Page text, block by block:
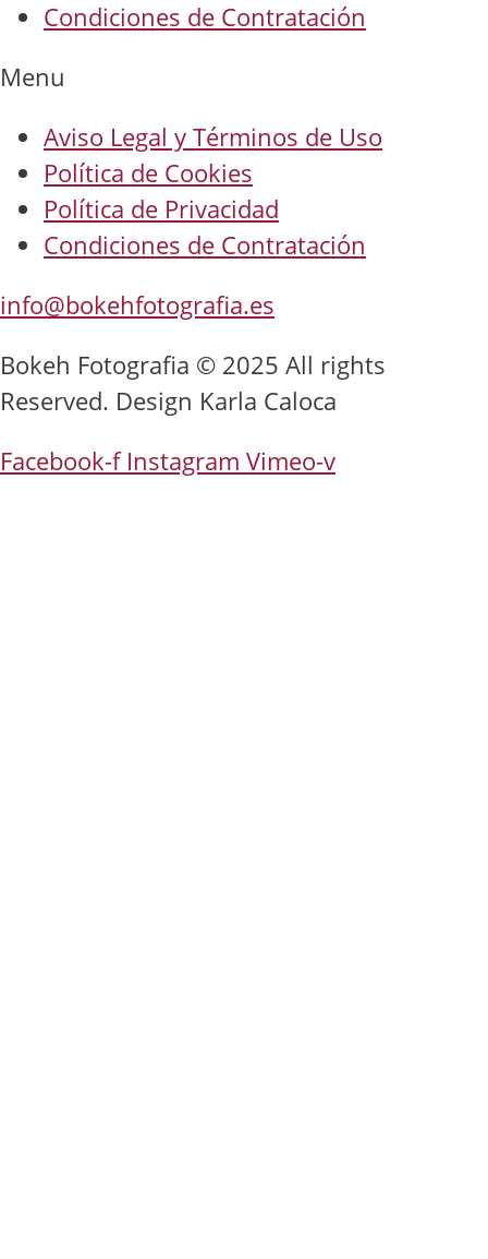
Condiciones de Contratación
Menu
Aviso Legal y Términos de Uso
Política de Cookies
Política de Privacidad
Condiciones de Contratación
info@bokehfotografia.es
Bokeh Fotografia © 2025 All rights
Reserved. Design Karla Caloca
Facebook-f Instagram Vimeo-v